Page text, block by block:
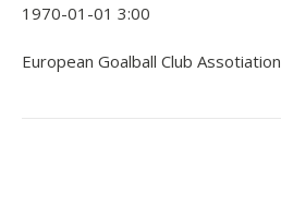
1970-01-01 3:00
European Goalball Club Assotiation